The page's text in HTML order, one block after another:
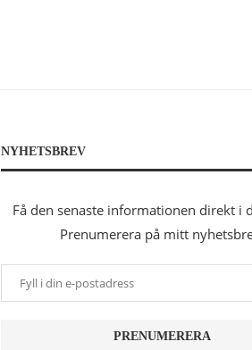
NYHETSBREV
Få den senaste informationen direkt i
Prenumerera på mitt